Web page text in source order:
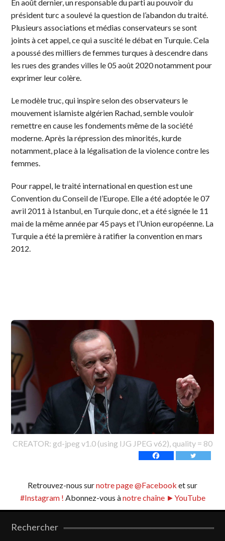
En août dernier, un responsable du parti au pouvoir du
président turc a soulevé la question de l’abandon du traité.
Plusieurs associations et médias conservateurs se sont
joints à cet appel, ce qui a suscité le débat en Turquie. Cela
a poussé des milliers de femmes turques à descendre dans
les rues des grandes villes le 05 août 2020 notamment pour
exprimer leur colère.
Le modèle truc, qui inspire selon des observateurs le
mouvement islamiste algérien Rachad, semble vouloir
remettre en cause les fondements même de la société
moderne. Après la répression des minorités, kurde
notamment, place à la légalisation de la violence contre les
femmes.
Pour rappel, le traité international en question est une
Convention du Conseil de l’Europe. Elle a été adoptée le 07
avril 2011 à Istanbul, en Turquie donc, et a été signée le 11
mai de la même année par 45 pays et l’Union européenne. La
Turquie a été la première à ratifier la convention en mars
2012.
CREATOR: gd-jpeg v1.0 (using IJG JPEG v62), quality = 80
Retrouvez-nous surnotre page @Facebook et sur
#Instagram ! Abonnez-vous ànotre chaîne ►YouTube
Rechercher